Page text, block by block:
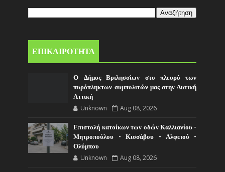
ΕΠΙΚΑΙΡΟΤΗΤΑ
Ο Δήμος Βριλησσίων στο πλευρό των
πυρόπληκτων συμπολιτών μας στην Δυτική
Αττική
Unknown Aug 08, 2026
Επιστολή κατοίκων των οδών Καλλιανίου -
Μητροπούλου - Κισσάβου - Αλφειού -
Ολύμπου
Unknown Aug 08, 2026